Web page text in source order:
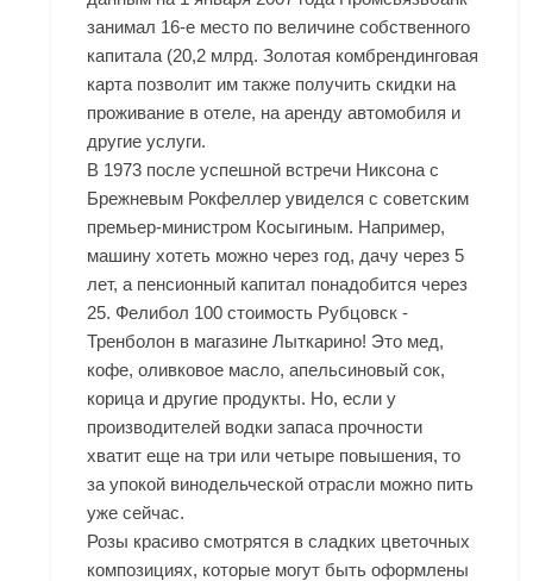
занимал 16-е место по величине собственного
капитала (20,2 млрд. Золотая комбрендинговая
карта позволит им также получить скидки на
проживание в отеле, на аренду автомобиля и
другие услуги.
В 1973 после успешной встречи Никсона с
Брежневым Рокфеллер увиделся с советским
премьер-министром Косыгиным. Например,
машину хотеть можно через год, дачу через 5
лет, а пенсионный капитал понадобится через
25. Фелибол 100 стоимость Рубцовск -
Тренболон в магазине Лыткарино! Это мед,
кофе, оливковое масло, апельсиновый сок,
корица и другие продукты. Но, если у
производителей водки запаса прочности
хватит еще на три или четыре повышения, то
за упокой винодельческой отрасли можно пить
уже сейчас.
Розы красиво смотрятся в сладких цветочных
композициях, которые могут быть оформлены